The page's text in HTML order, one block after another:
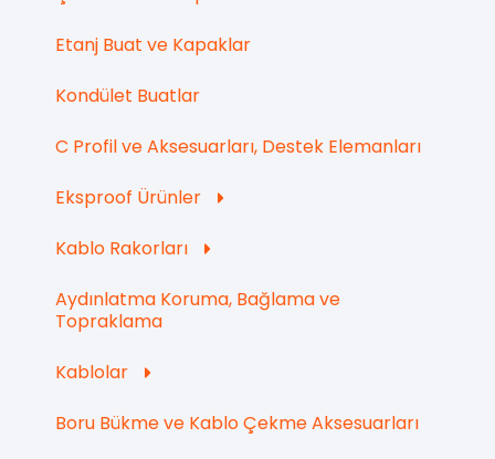
Etanj Buat ve Kapaklar
Kondület Buatlar
C Profil ve Aksesuarları, Destek Elemanları
Eksproof Ürünler
Kablo Rakorları
Aydınlatma Koruma, Bağlama ve
Topraklama
Kablolar
Boru Bükme ve Kablo Çekme Aksesuarları